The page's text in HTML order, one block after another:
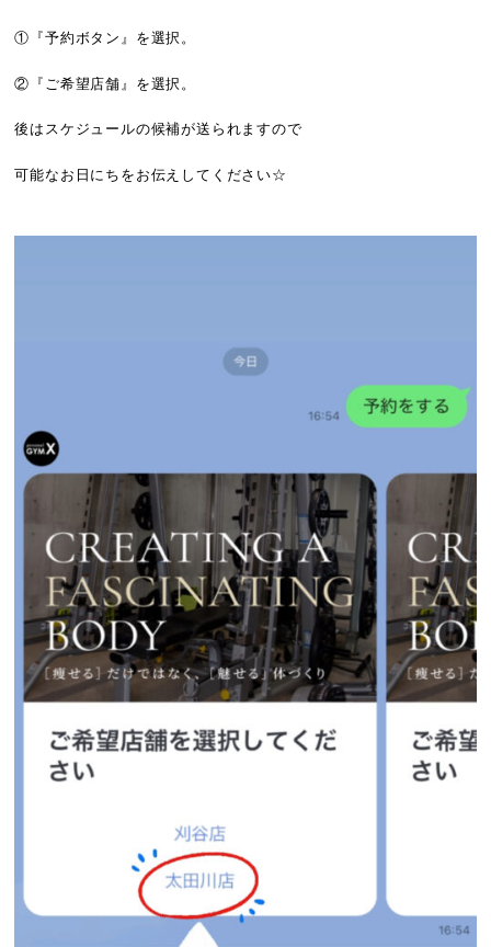
①『予約ボタン』を選択。
②『ご希望店舗』を選択。
後はスケジュールの候補が送られますので
可能なお日にちをお伝えしてください☆